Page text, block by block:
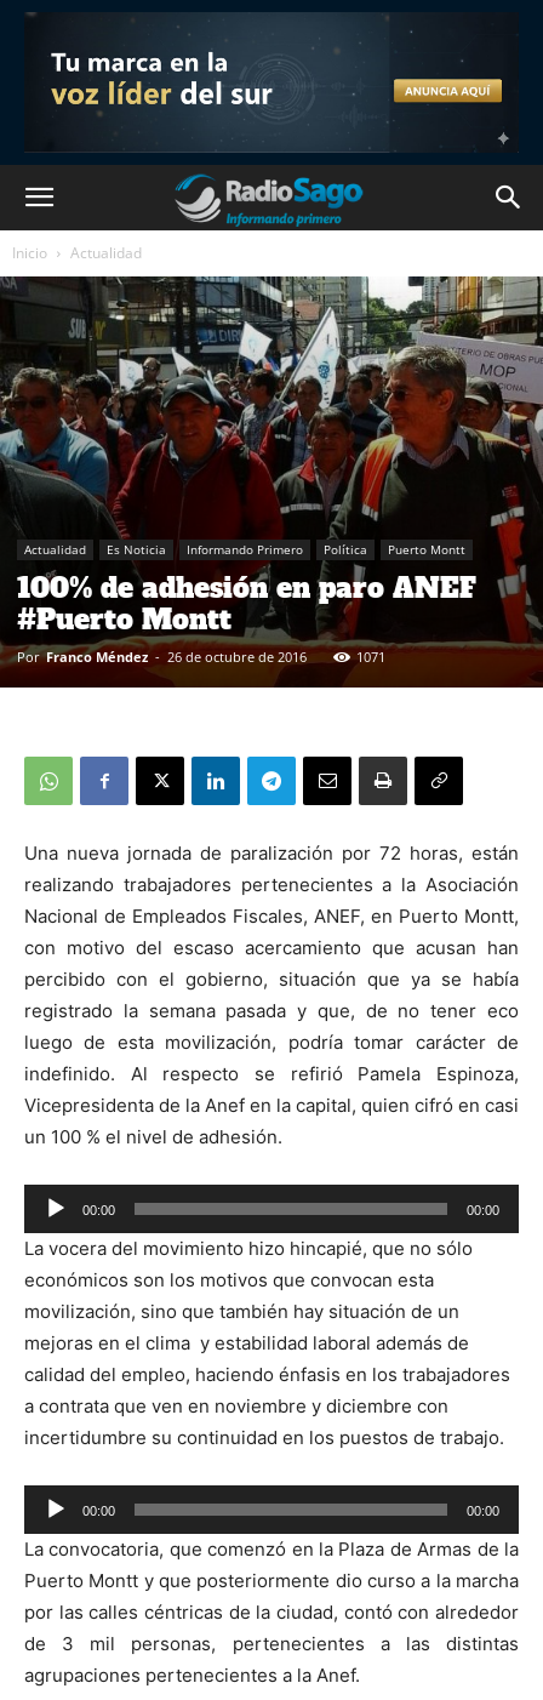
Inicio Actualidad
Actualidad Es Noticia Informando Primero Política Puerto Montt
100% de adhesión en paro ANEF
#Puerto Montt
Por Franco Méndez - 26 de octubre de 2016 1071
Una nueva jornada de paralización por 72 horas, están
realizando trabajadores pertenecientes a la Asociación
Nacional de Empleados Fiscales, ANEF, en Puerto Montt,
con motivo del escaso acercamiento que acusan han
percibido con el gobierno, situación que ya se había
registrado la semana pasada y que, de no tener eco
luego de esta movilización, podría tomar carácter de
indefinido. Al respecto se refirió Pamela Espinoza,
Vicepresidenta de la Anef en la capital, quien cifró en casi
un 100 % el nivel de adhesión.
Reproductor
de
audio
00:00 00:00
La vocera del movimiento hizo hincapié, que no sólo
económicos son los motivos que convocan esta
movilización, sino que también hay situación de un
mejoras en el clima y estabilidad laboral además de
calidad del empleo, haciendo énfasis en los trabajadores
a contrata que ven en noviembre y diciembre con
incertidumbre su continuidad en los puestos de trabajo.
Reproductor
de
audio
00:00 00:00
La convocatoria, que comenzó en la Plaza de Armas de la
Puerto Montt y que posteriormente dio curso a la marcha
por las calles céntricas de la ciudad, contó con alrededor
de 3 mil personas, pertenecientes a las distintas
agrupaciones pertenecientes a la Anef.